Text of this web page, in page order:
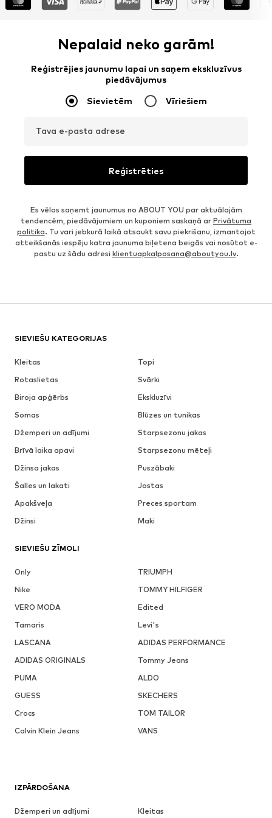
Nepalaid neko garām!
Reģistrējies jaunumu lapai un saņem ekskluzīvus
piedāvājumus
Sievietēm Vīriešiem
Tava e-pasta adrese
Reģistrēties
Es vēlos saņemt jaunumus no ABOUT YOU par aktuālajām
tendencēm, piedāvājumiem un kuponiem saskaņā ar Privātuma
politika. Tu vari jebkurā laikā atsaukt savu piekrišanu, izmantojot
atteikšanās iespēju katra jaunuma biļetena beigās vai nosūtot e-
pastu uz šādu adresi klientuapkalposana@aboutyou.lv.
SIEVIEŠU KATEGORIJAS
Kleitas
Topi
Rotaslietas
Svārki
Biroja apģērbs
Ekskluzīvi
Somas
Blūzes un tunikas
Džemperi un adījumi
Starpsezonu jakas
Brīvā laika apavi
Starpsezonu mēteļi
Džinsa jakas
Puszābaki
Šalles un lakati
Jostas
Apakšveļa
Preces sportam
Džinsi
Maki
SIEVIEŠU ZĪMOLI
Only
TRIUMPH
Nike
TOMMY HILFIGER
VERO MODA
Edited
Tamaris
Levi's
LASCANA
ADIDAS PERFORMANCE
ADIDAS ORIGINALS
Tommy Jeans
PUMA
ALDO
GUESS
SKECHERS
Crocs
TOM TAILOR
Calvin Klein Jeans
VANS
IZPĀRDOŠANA
Džemperi un adījumi
Kleitas